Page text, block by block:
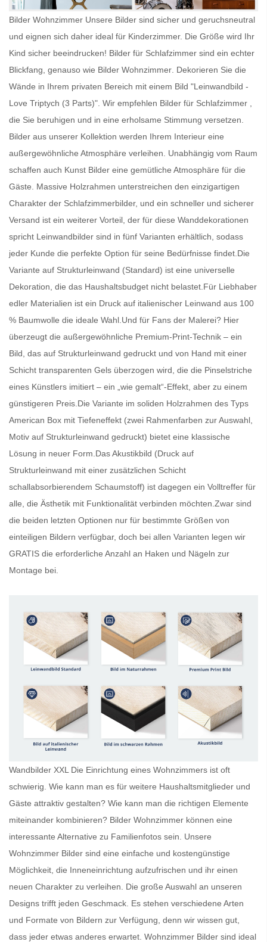
Bilder Wohnzimmer Unsere Bilder sind sicher und geruchsneutral
und eignen sich daher ideal für Kinderzimmer. Die Größe wird Ihr
Kind sicher beeindrucken! Bilder für Schlafzimmer sind ein echter
Blickfang, genauso wie Bilder Wohnzimmer . Dekorieren Sie die
Wände in Ihrem privaten Bereich mit einem Bild "Leinwandbild -
Love Triptych (3 Parts)". Wir empfehlen Bilder für Schlafzimmer
die Sie beruhigen und in eine erholsame Stimmung versetzen.
Bilder aus unserer Kollektion werden Ihrem Interieur eine
außergewöhnliche Atmosphäre verleihen. Unabhängig vom Raum
schaffen auch Kunst Bilder eine gemütliche Atmosphäre für die
Gäste. Massive Holzrahmen unterstreichen den einzigartigen
Charakter der Schlafzimmerbilder, und ein schneller und sicherer
Versand ist ein weiterer Vorteil, der für diese Wanddekorationen
spricht Leinwandbilder sind in fünf Varianten erhältlich, sodass
jeder Kunde die perfekte Option für seine Bedürfnisse findet.Die
Variante auf Strukturleinwand (Standard) ist eine universelle
Dekoration, die das Haushaltsbudget nicht belastet.Für Liebhaber
edler Materialien ist ein Druck auf italienischer Leinwand aus 100
% Baumwolle die ideale Wahl.Und für Fans der Malerei? Hier
überzeugt die außergewöhnliche Premium-Print-Technik – ein
Bild, das auf Strukturleinwand gedruckt und von Hand mit einer
Schicht transparenten Gels überzogen wird, die die Pinselstriche
eines Künstlers imitiert – ein „wie gemalt“-Effekt, aber zu einem
günstigeren Preis.Die Variante im soliden Holzrahmen des Typs
American Box mit Tiefeneffekt (zwei Rahmenfarben zur Auswahl,
Motiv auf Strukturleinwand gedruckt) bietet eine klassische
Lösung in neuer Form.Das Akustikbild (Druck auf
Strukturleinwand mit einer zusätzlichen Schicht
schallabsorbierendem Schaumstoff) ist dagegen ein Volltreffer für
alle, die Ästhetik mit Funktionalität verbinden möchten.Zwar sind
die beiden letzten Optionen nur für bestimmte Größen von
einteiligen Bildern verfügbar, doch bei allen Varianten legen wir
GRATIS die erforderliche Anzahl an Haken und Nägeln zur
Montage bei.
Wandbilder XXL Die Einrichtung eines Wohnzimmers ist oft
schwierig. Wie kann man es für weitere Haushaltsmitglieder und
Gäste attraktiv gestalten? Wie kann man die richtigen Elemente
miteinander kombinieren? Bilder Wohnzimmer können eine
interessante Alternative zu Familienfotos sein. Unsere
Wohnzimmer Bilder sind eine einfache und kostengünstige
Möglichkeit, die Inneneinrichtung aufzufrischen und ihr einen
neuen Charakter zu verleihen. Die große Auswahl an unseren
Designs trifft jeden Geschmack. Es stehen verschiedene Arten
und Formate von Bildern zur Verfügung, denn wir wissen gut,
dass jeder etwas anderes erwartet. Wohnzimmer Bilder sind ideal